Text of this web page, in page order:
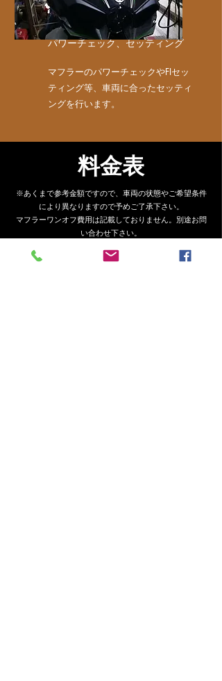
​パワーチェック、セッティング
​マフラーのパワーチェックやFIセッ
ティング等、車両に合ったセッティ
ングを行います。
​料金表
※あくまで参考金額ですので、車両の状態やご希望条件
により異なりますので予めご了承下さい。
​マフラーワンオフ費用は記載しておりません。別途お問
い合わせ下さい。